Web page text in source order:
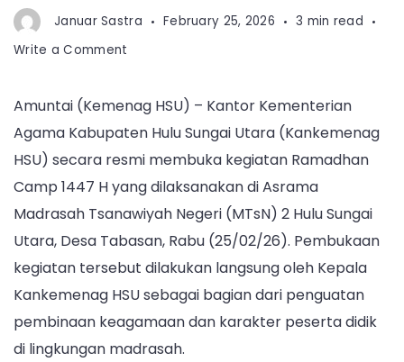
Januar Sastra February 25, 2026
3 min read
Write a Comment
Camp
1447
H
MTsN
2
Hulu
Sungai
Utara,
Kakankemenag
HSU:
Generasi
Amuntai (Kemenag HSU) – Kantor Kementerian
Agama Kabupaten Hulu Sungai Utara (Kankemenag
HSU) secara resmi membuka kegiatan Ramadhan
Camp 1447 H yang dilaksanakan di Asrama
Madrasah Tsanawiyah Negeri (MTsN) 2 Hulu Sungai
Utara, Desa Tabasan, Rabu (25/02/26). Pembukaan
kegiatan tersebut dilakukan langsung oleh Kepala
Kankemenag HSU sebagai bagian dari penguatan
pembinaan keagamaan dan karakter peserta didik
di lingkungan madrasah.